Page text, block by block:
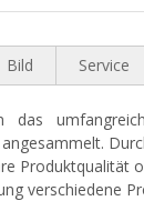
Bild Service
das
Produktqualität
verschiedene